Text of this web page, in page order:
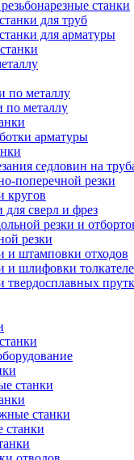
станки
для труб
для арматуры
по металлу
по металлу
арматуры
седловин на
поперечной резки
кругов
для сверл и фрез
резки и
резки
и штамповки отходов
и шлифовки
твердосплавных
станки
станки
станки